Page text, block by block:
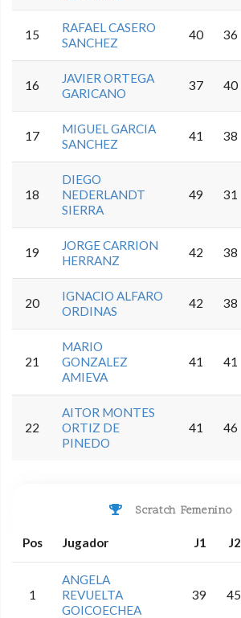
15
RAFAEL CASERO
SANCHEZ
40 36
16
JAVIER ORTEGA
GARICANO
37 40
17
MIGUEL GARCIA
SANCHEZ
41 38
18
DIEGO
NEDERLANDT
SIERRA
49 31
19
JORGE CARRION
HERRANZ
42 38
20
IGNACIO ALFARO
ORDINAS
42 38
21
MARIO
GONZALEZ
AMIEVA
41 41
22
AITOR MONTES
ORTIZ DE
PINEDO
41 46
Scratch Femenino
Pos Jugador J1 J2
1
ANGELA
REVUELTA
GOICOECHEA
39 45